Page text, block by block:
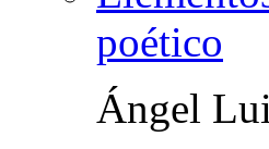
poético
Ángel